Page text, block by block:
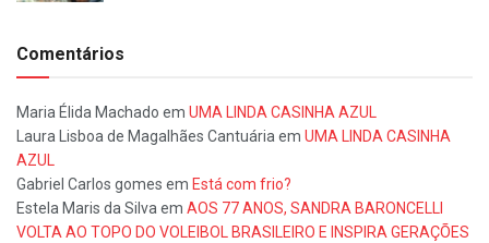
Comentários
Maria Élida Machado em UMA LINDA CASINHA AZUL
Laura Lisboa de Magalhães Cantuáriaem UMA LINDA CASINHA
AZUL
Gabriel Carlos gomes em Está com frio?
Estela Maris da Silvaem AOS 77 ANOS, SANDRA BARONCELLI
VOLTA AO TOPO DO VOLEIBOL BRASILEIRO E INSPIRA GERAÇÕES